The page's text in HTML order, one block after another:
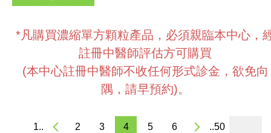
*凡購買濃縮單方顆粒產品，必須親臨本中心，
註冊中醫師評估方可購買
(本中心註冊中醫師不收任何形式診金，欲免向
隅，請早預約)。
1.. 2 3 4 5 6 ..50